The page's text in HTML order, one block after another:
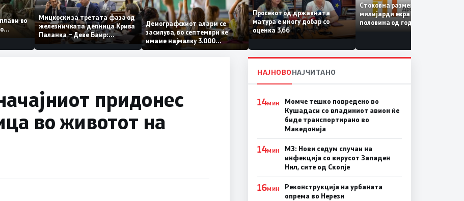
поплави во
Мицкоски за третата фаза од
железничката делница Крива
Паланка – Деве Баир:
Проектот нема да заврши на
половина тунел во слепа
Демографскиот аларм се
засилува, во септември ќе
имаме најмалку 3.000
првачиња помалку
Просекот од државната
матура е многу добар со
оценка 3,66
Стоковна размена од 10,5
милијарди евра во првата
половина од годината –
придонес
во животот на
НАЈНОВОНАЈЧИТАНО
14МИН
Момче тешко повредено во
Кушадаси со владиниот авион ќе
биде транспортирано во
Македонија
14МИН
МЗ: Нови седум случаи на
инфекција со вирусот Западен
Нил, сите од Скопје
16МИН
Реконструкција на урбаната
опрема во Нерези